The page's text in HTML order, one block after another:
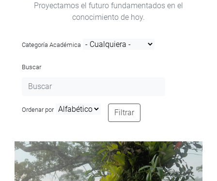
Proyectamos el futuro fundamentados en el
conocimiento de hoy.
Categoría Académica
Buscar
Ordenar por Filtrar